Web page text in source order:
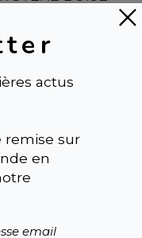
actus
remise sur
en